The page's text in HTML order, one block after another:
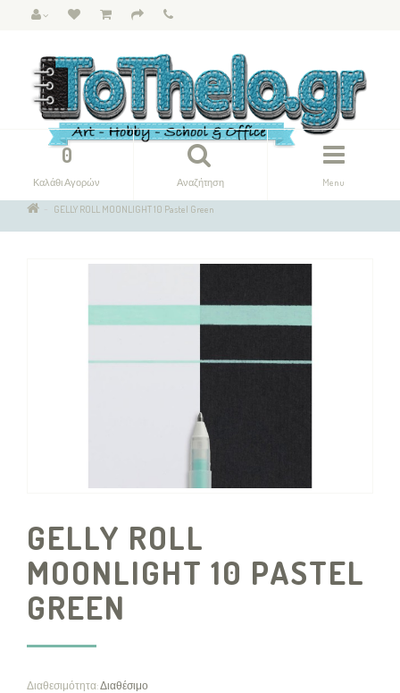
Menu
Αναζήτηση
0
Καλάθι Αγορών
GELLY ROLL MOONLIGHT 10 Pastel Green
GELLY ROLL
MOONLIGHT 10 PASTEL
GREEN
Διαθεσιμότητα:Διαθέσιμο